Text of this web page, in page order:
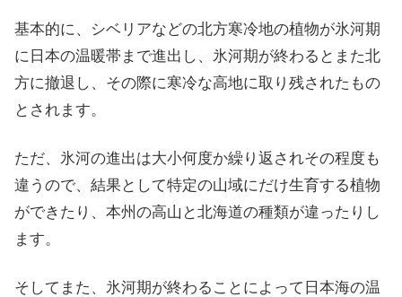
基本的に、シベリアなどの北方寒冷地の植物が氷河期
に日本の温暖帯まで進出し、氷河期が終わるとまた北
方に撤退し、その際に寒冷な高地に取り残されたもの
とされます。
ただ、氷河の進出は大小何度か繰り返されその程度も
違うので、結果として特定の山域にだけ生育する植物
ができたり、本州の高山と北海道の種類が違ったりし
ます。
そしてまた、氷河期が終わることによって日本海の温